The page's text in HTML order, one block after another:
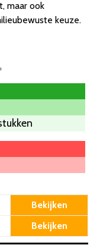
maar ook
keuze.
Bekijken
Bekijken